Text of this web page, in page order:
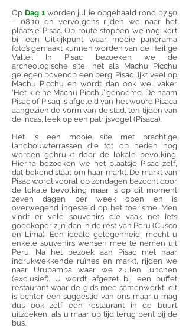
Op Dag 1 worden jullie opgehaald rond 07:50
– 08:10 en vervolgens rijden we naar het
plaatsje Pisac. Op route stoppen we nog kort
bij een Uitkijkpunt waar mooie panorama
foto’s gemaakt kunnen worden van de Heilige
Vallei. In Pisac bezoeken we de
archeologische site, net als Machu Picchu
gelegen bovenop een berg. Pisac lijkt veel op
Machu Picchu en wordt dan ook wel vaker
‘Het kleine Machu Picchu’ genoemd. De naam
Pisac of Pisaq is afgeleid van het woord Pisaca
aangezien de vorm van de stad, ten tijden van
de Inca’s, leek op een patrijsvogel (Pisaca).
Het is een mooie site met prachtige
landbouwterrassen die tot op heden nog
worden gebruikt door de lokale bevolking.
Hierna bezoeken we het plaatsje Pisac zelf,
dat bekend staat om haar markt. De markt van
Pisac wordt vooral op zondagen bezocht door
de lokale bevolking maar is op dit moment
zeven dagen per week open en is
overwegend ingesteld op het toerisme. Men
vindt er vele souvenirs die vaak net iets
goedkoper zijn dan in de rest van Peru (Cusco
en Lima). Een ideale gelegenheid, mocht u
enkele souvenirs wensen mee te nemen uit
Peru. Na het bezoek aan Pisac met haar
indrukwekkende ruïnes en markt, rijden we
naar Urubamba waar we zullen lunchen
(exclusief). U wordt afgezet bij een buffet
restaurant waar de gids mee samenwerkt, dit
is echter een suggestie van ons maar u mag
dus ook zelf een restaurant in de buurt
uitzoeken, als u maar op tijd terug bent bij de
bus.